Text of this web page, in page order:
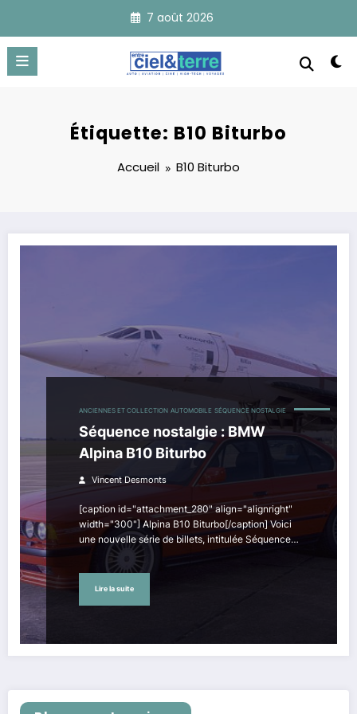
contenu
7 août 2026
Étiquette: B10 Biturbo
Accueil B10 Biturbo
ANCIENNES ET COLLECTION AUTOMOBILE SÉQUENCE NOSTALGIE
Séquence nostalgie : BMW
Alpina B10 Biturbo
Vincent Desmonts
[caption id="attachment_280" align="alignright"
width="300"] Alpina B10 Biturbo[/caption] Voici
une nouvelle série de billets, intitulée Séquence…
Lire la suite